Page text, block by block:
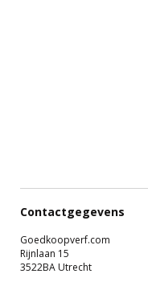
Contactgegevens
Goedkoopverf.com
Rijnlaan 15
3522BA Utrecht